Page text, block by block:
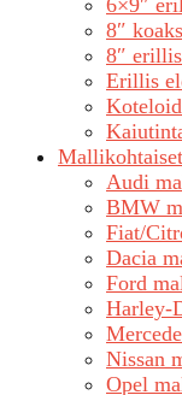
6×9″
8″
8″
Erillis
Audi
BMW
Fiat/
Dacia
Ford
Harley-
Nissan
Opel